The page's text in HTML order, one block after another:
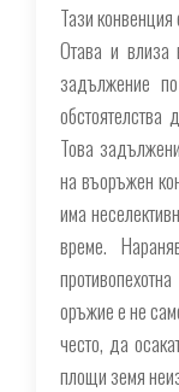
Тази
Отава и
задължение
обстоятелства
Това
на въоръжен
има
време.
оръжие е не
често, да
площи земя